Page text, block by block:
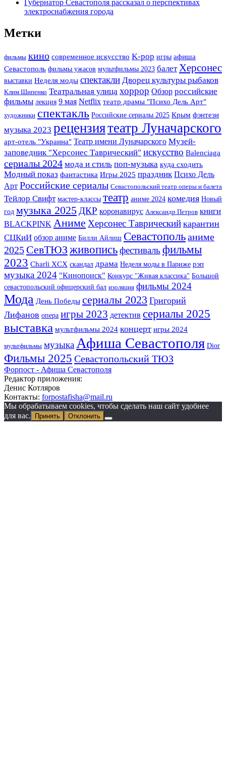
Губернатор Севастополя рассказал о перспективах
электроснабжения города
Метки
фильмы кино современное искусство K-pop игры афиша
Севастополь фильмы ужасов мультфильмы 2023 балет Херсонес
выставки Неделя моды спектакли Дворец культуры рыбаков
Клим Шипенко Театральная улица хоррор Обзор российские
фильмы лекция 9 мая Netflix театр драмы "Психо Дель Арт"
художники спектакль Российские сериалы 2025 Крым фэнтези
музыка 2023 рецензиятеатр Луначарского
арт-отель "Украина" Театр имени Луначарского Музей-
заповедник "Херсонес Таврический" искусство Balenciaga
сериалы 2024 мода и стиль поп-музыка куда сходить
Модный показ фантастика Игры 2025 праздник Психо Дель
Арт Российские сериалы Севастопольский театр оперы и балета
Тейлор Свифт мастер-классы театр аниме 2024 комедия Новый
год музыка 2025 ДКР коронавирус Александр Петров книги
BLACKPINK Аниме Херсонес Таврический карантин
СЦКиИ обзор аниме Билли Айлиш Севастопольаниме
2025 СевТЮЗ живописьфестиваль фильмы
2023 Charli XCX скандал драма Неделя моды в Париже рэп
музыка 2024 "Кинопоиск" Конкурс "Живая классика" Большой
севастопольский офицерский бал изоляция фильмы 2024
Мода День Победы сериалы 2023 Григорий
Лифанов опера игры 2023 детектив сериалы 2025
выставка мультфильмы 2024 концерт игры 2024
мультфильмы музыка Афиша Севастополя Dior
Фильмы 2025 Севастопольский ТЮЗ
Форпост - Афиша Севастополя
Редактор приложения:
Денис Котляров
Контакты: forpostafisha@mail.ru
Мы обрабатываем cookies, чтобы сделать наш сайт удобнее
для вас.
Принять Отклонить